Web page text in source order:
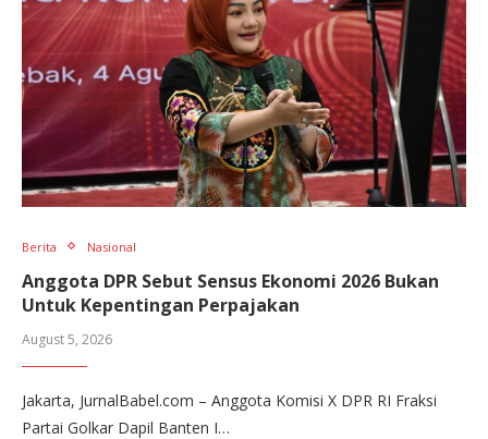
Berita Nasional
Anggota DPR Sebut Sensus Ekonomi 2026 Bukan
Untuk Kepentingan Perpajakan
August 5, 2026
Jakarta, JurnalBabel.com – Anggota Komisi X DPR RI Fraksi
Partai Golkar Dapil Banten I…